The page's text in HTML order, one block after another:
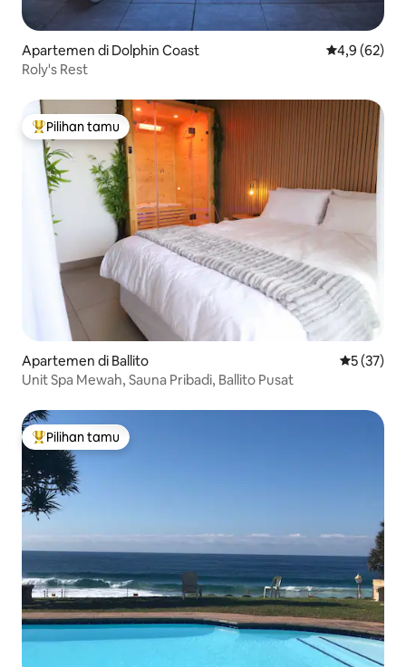
Apartemen di Dolphin Coast Nilai rata-
4,9 (62)
Roly's Rest
Pilihan tamu terpopuler
Pilihan tamu
Apartemen di Ballito Nilai rata-
5 (37)
Unit Spa Mewah, Sauna Pribadi, Ballito Pusat
Pilihan tamu terpopuler
Pilihan tamu